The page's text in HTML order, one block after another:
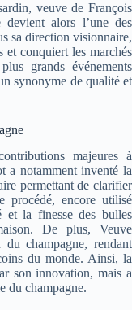
veuve de François
alors l’une des
sa direction visionnaire,
et conquiert les marchés
grands événements
synonyme de qualité et
majeures à
a notamment inventé la
permettant de clarifier
procédé, encore utilisé
et la finesse des bulles
De plus, Veuve
champagne, rendant
du monde. Ainsi, la
son innovation, mais a
du champagne.